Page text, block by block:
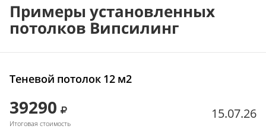
Примеры установленных
потолков Випсилинг
Теневой потолок 12 м2
39290
Итоговая стоимость
15.07.26